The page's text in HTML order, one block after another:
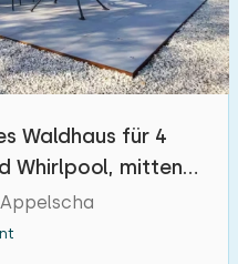
Waldhaus für 4
Whirlpool, mitten